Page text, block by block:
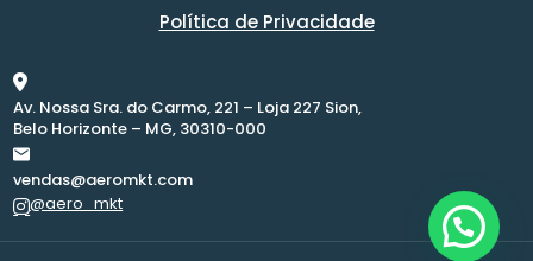
Política de Privacidade
Av. Nossa Sra. do Carmo, 221 – Loja 227 Sion,
Belo Horizonte – MG, 30310-000
vendas@aeromkt.com
@aero_mkt